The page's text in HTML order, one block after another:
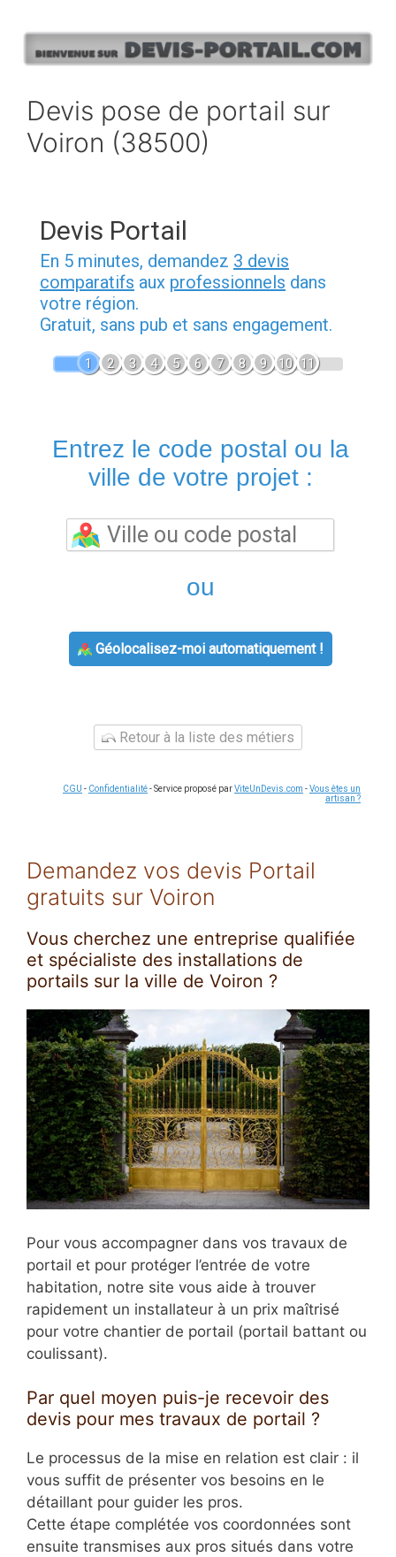
contenu
Devis pose de portail sur
Voiron (38500)
Devis Portail
En 5 minutes, demandez 3 devis
comparatifs aux professionnels dans
votre région.
Gratuit, sans pub et sans engagement.
1 2 3 4 5 6 7 8 9 10 11
Entrez le code postal ou la
ville de votre projet :
ou
Géolocalisez-moi automatiquement !
Retour à la liste des métiers
CGU - Confidentialité- Service proposé parViteUnDevis.com -Vous êtes un
artisan ?
Demandez vos devis Portail
gratuits sur Voiron
Vous cherchez une entreprise qualifiée
et spécialiste des installations de
portails sur la ville de Voiron ?
Pour vous accompagner dans vos travaux de
portail et pour protéger l’entrée de votre
habitation, notre site vous aide à trouver
rapidement un installateur à un prix maîtrisé
pour votre chantier de portail (portail battant ou
coulissant).
Par quel moyen puis-je recevoir des
devis pour mes travaux de portail ?
Le processus de la mise en relation est clair : il
vous suffit de présenter vos besoins en le
détaillant pour guider les pros.
Cette étape complétée vos coordonnées sont
ensuite transmises aux pros situés dans votre